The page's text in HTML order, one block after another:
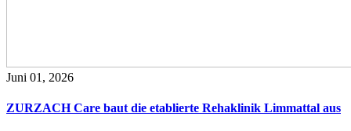
Juni 01, 2026
ZURZACH Care baut die etablierte Rehaklinik Limmattal aus